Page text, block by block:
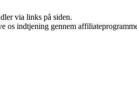
via links på siden.
os indtjening gennem